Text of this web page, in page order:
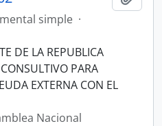
simple ·
DE LA REPUBLICA
PARA
EXTERNA CON EL
Nacional